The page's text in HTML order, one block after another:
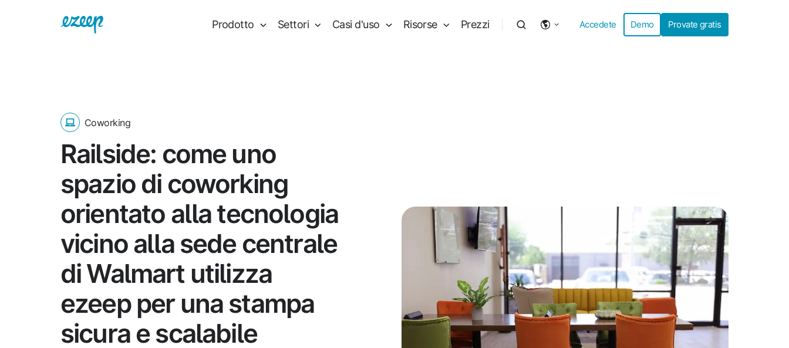
Prodotto Settori Casi d'uso Risorse Prezzi Accedete Demo Provate gratis
Coworking
Railside: come uno
spazio di coworking
orientato alla tecnologia
vicino alla sede centrale
di Walmart utilizza
ezeep per una stampa
sicura e scalabile